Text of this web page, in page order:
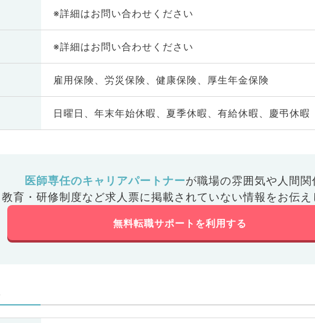
※詳細はお問い合わせください
※詳細はお問い合わせください
雇用保険、労災保険、健康保険、厚生年金保険
日曜日、年末年始休暇、夏季休暇、有給休暇、慶弔休暇
医師専任のキャリアパートナーが職場の雰囲気や人間関
教育・研修制度など求人票に掲載されていない情報をお伝え
無料転職サポートを利用する